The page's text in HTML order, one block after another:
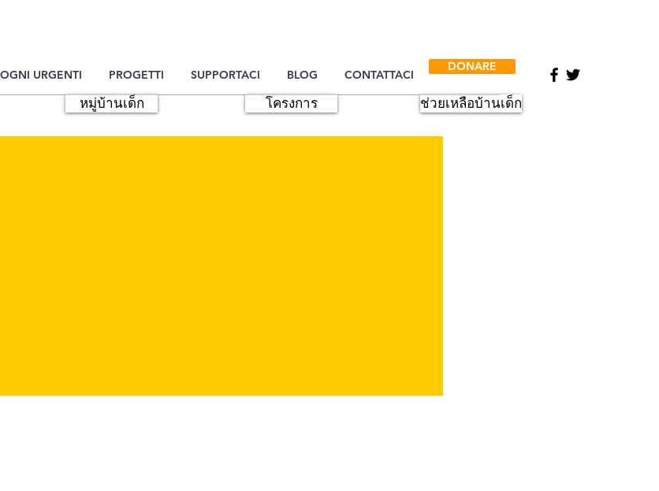
URGENTI PROGETTI SUPPORTACI BLOG CONTATTACI
DONARE
หมู่บ้านเด็ก โครงการ ช่วยเหลือบ้านเด็ก